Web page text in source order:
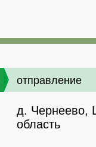
отправление
д. Чернеево,
область